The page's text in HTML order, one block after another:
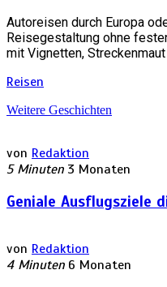
Autoreisen durch Europa
Reisegestaltung ohne
mit Vignetten, Streckenmaut
Reisen
Weitere Geschichten
von Redaktion
5 Minuten 3 Monaten
Geniale Ausflugsziele
von Redaktion
4 Minuten 6 Monaten